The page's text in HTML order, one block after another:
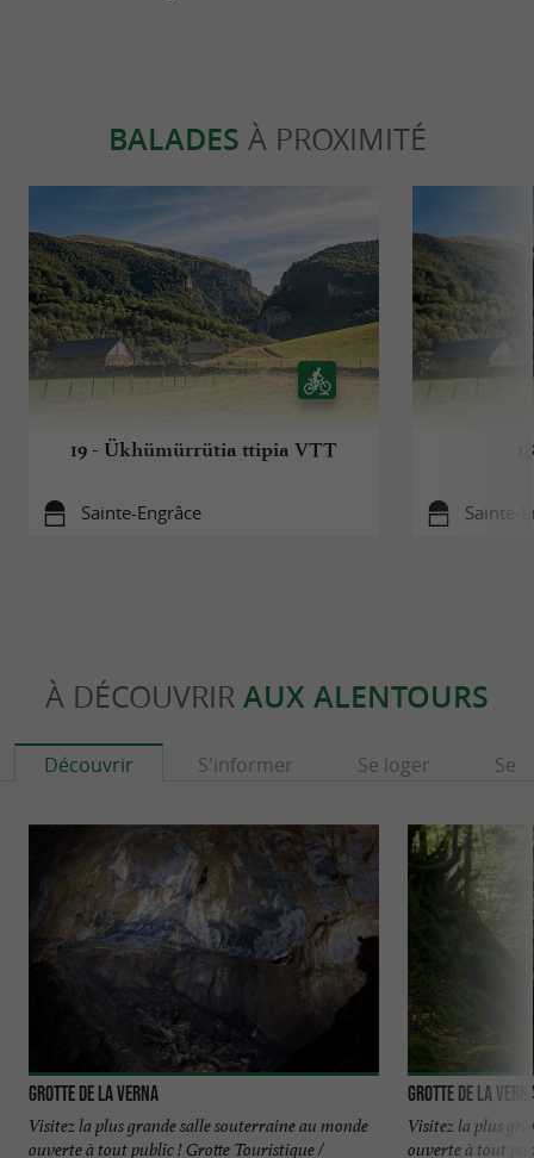
BALADES À PROXIMITÉ
19 - Ükhümürrütia ttipia VTT
Sainte-Engrâce Sainte-
À DÉCOUVRIR AUX ALENTOURS
Découvrir S'informer Se loger Se
Grotte de la Verna
Visitez la plus grande salle souterraine au monde
ouverte à tout public ! Grotte Touristique /
Grotte de la
Visitez la plus
ouverte à tout